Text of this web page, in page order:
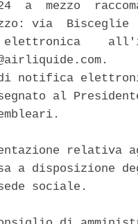
a  mezzo
via  Bisceglie
notifica
al
relativa
a
sociale.